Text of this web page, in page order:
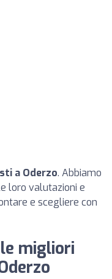
a Oderzo. Abbiamo
loro valutazioni e
e scegliere con
migliori